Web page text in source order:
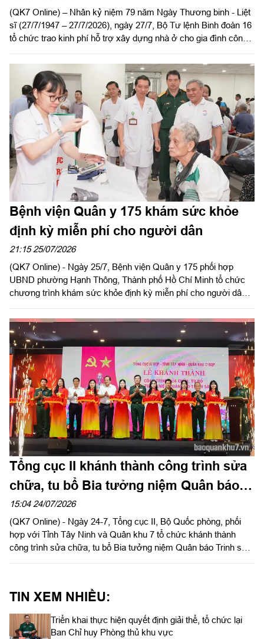
(QK7 Online) – Nhân kỷ niệm 79 năm Ngày Thương binh - Liệt
sĩ (27/7/1947 – 27/7/2026), ngày 27/7, Bộ Tư lệnh Binh đoàn 16
tổ chức trao kinh phí hỗ trợ xây dựng nhà ở cho gia đình công
sĩ có hoàn cảnh khó khăn về nhà ở. Dự buổi lễ có Đại tá Lại
Văn Tuấn, Chủ nhiệm Chính trị Binh đoàn 16; đại diện các cơ
quan, đơn vị của Binh đoàn và lãnh đạo, chỉ huy Đoàn Kinh tế -
Quốc phòng 726.
Bệnh viện Quân y 175 khám sức khỏe
định kỳ miễn phí cho người dân
21:15 25/07/2026
(QK7 Online) - Ngày 25/7, Bệnh viện Quân y 175 phối hợp
UBND phường Hạnh Thông, Thành phố Hồ Chí Minh tổ chức
chương trình khám sức khỏe định kỳ miễn phí cho người dân,
Tổng cục II khánh thành công trình sửa
chữa, tu bổ Bia tưởng niệm Quân báo
Trinh sát tại Tây Ninh
15:04 24/07/2026
(QK7 Online) - Ngày 24-7, Tổng cục II, Bộ Quốc phòng, phối
hợp với Tỉnh Tây Ninh và Quân khu 7 tổ chức khánh thành
công trình sửa chữa, tu bổ Bia tưởng niệm Quân báo Trinh sát
TIN XEM NHIỀU:
Triển khai thực hiện quyết định giải thể, tổ chức lại
Ban Chỉ huy Phòng thủ khu vực